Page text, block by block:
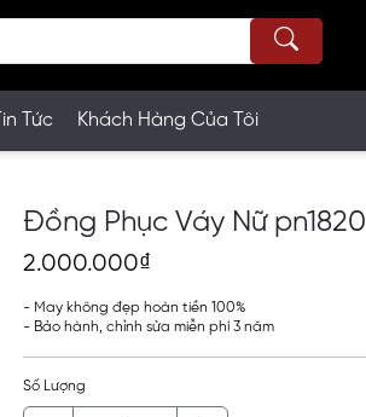
Tin Tức Khách Hàng Của Tôi
Đồng Phục Váy Nữ pn1820
2.000.000₫
- May không đẹp hoàn tiền 100%
- Bảo hành, chỉnh sửa miễn phí 3 năm
Số Lượng